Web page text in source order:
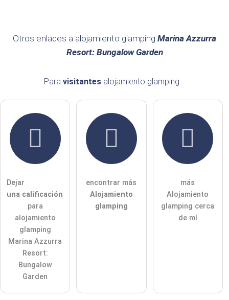
Otros enlaces a alojamiento glamping Marina Azzurra
Resort: Bungalow Garden
Para visitantesalojamiento glamping
Dejar
una calificación
para
alojamiento
glamping
Marina Azzurra
Resort:
Bungalow
Garden
encontrar más
Alojamiento
glamping
más
Alojamiento
glamping cerca
de mí